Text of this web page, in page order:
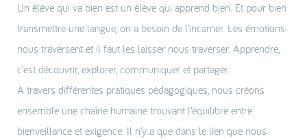
Un élève qui va bien est un élève qui apprend bien. Et pour bien
transmettre une langue, on a besoin de l’incarner. Les émotions
nous traversent et il faut les laisser nous traverser. Apprendre,
c’est découvrir, explorer, communiquer et partager.
A travers différentes pratiques pédagogiques, nous créons
ensemble une chaîne humaine trouvant l’équilibre entre
bienveillance et exigence. Il n’y a que dans le lien que nous